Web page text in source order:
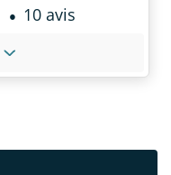
10 avis